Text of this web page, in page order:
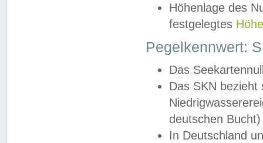
Höhenlage des
festgelegtes
Pegelkennwert:
Das
Das SKN
deutschen
In Deutschland